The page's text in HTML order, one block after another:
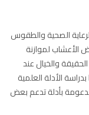
الصحية والطقوس
الأعشاب لموازنة
والخيال عند
الأدلة العلمية
أعشاب، جميعها مدعومة بأدلة تدعم بعض